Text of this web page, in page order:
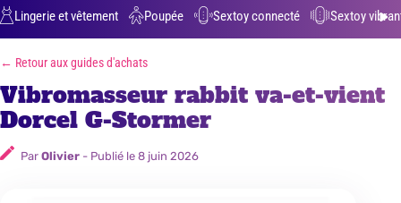
Lingerie et vêtement Poupée Sextoy connecté Sextoy
← Retour aux guides d'achats
Vibromasseur rabbit va-et-vient
Dorcel G-Stormer
Par Olivier - Publié le 8 juin 2026